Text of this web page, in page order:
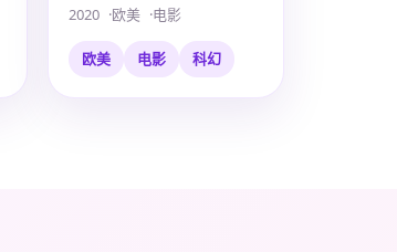
现实死去。
2020 欧美 电影
欧美 电影 科幻